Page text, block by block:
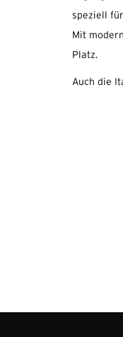
speziell
Mit
Platz.
Auch die